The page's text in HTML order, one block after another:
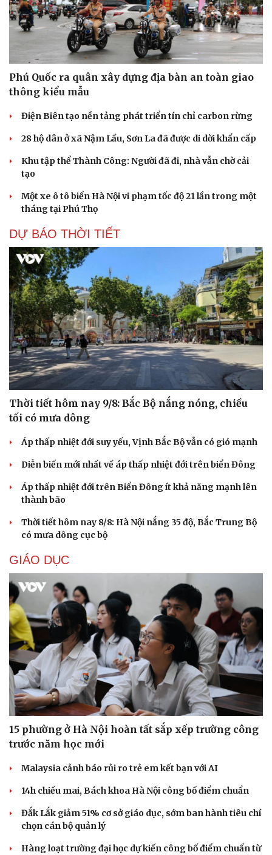
Du lịch
Tư vấn
Săn Tour
Podcast
Câu chuyện thời sự
Kể chuyện cho bé
Hạt giống tâm hồn
Cải chính
Phú Quốc ra quân xây dựng địa bàn an toàn giao
thông kiểu mẫu
Điện Biên tạo nền tảng phát triển tín chỉ carbon rừng
28 hộ dân ở xã Nậm Lầu, Sơn La đã được di dời khẩn cấp
Khu tập thể Thành Công: Người đã đi, nhà vẫn chờ cải
tạo
Một xe ô tô biển Hà Nội vi phạm tốc độ 21 lần trong một
tháng tại Phú Thọ
DỰ BÁO THỜI TIẾT
Thời tiết hôm nay 9/8: Bắc Bộ nắng nóng, chiều
tối có mưa dông
Áp thấp nhiệt đới suy yếu, Vịnh Bắc Bộ vẫn có gió mạnh
Diễn biến mới nhất về áp thấp nhiệt đới trên biển Đông
Áp thấp nhiệt đới trên Biển Đông ít khả năng mạnh lên
thành bão
Thời tiết hôm nay 8/8: Hà Nội nắng 35 độ, Bắc Trung Bộ
có mưa dông cục bộ
GIÁO DỤC
15 phường ở Hà Nội hoàn tất sắp xếp trường công
trước năm học mới
Malaysia cảnh báo rủi ro trẻ em kết bạn với AI
14h chiều mai, Bách khoa Hà Nội công bố điểm chuẩn
Đắk Lắk giảm 51% cơ sở giáo dục, sớm ban hành tiêu chí
chọn cán bộ quản lý
Hàng loạt trường đại học dự kiến công bố điểm chuẩn từ